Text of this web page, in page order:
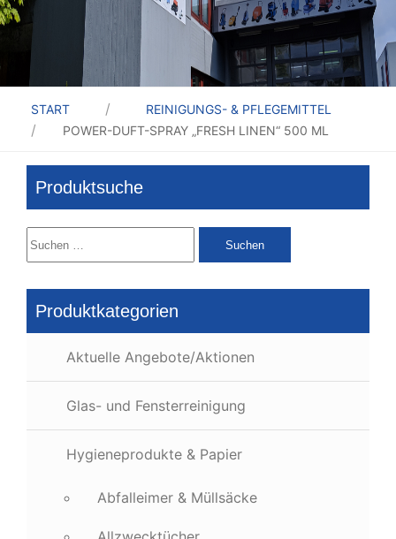
START
REINIGUNGS- & PFLEGEMITTEL
POWER-DUFT-SPRAY „FRESH LINEN“ 500 ML
Produktsuche
Suchen
nach:
Produktkategorien
Aktuelle Angebote/Aktionen
Glas- und Fensterreinigung
Hygieneprodukte & Papier
Abfalleimer & Müllsäcke